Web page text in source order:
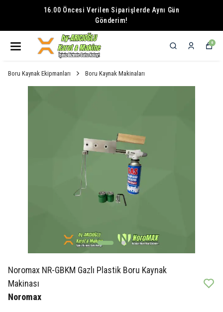
16.00 Öncesi Verilen Siparişlerde Aynı Gün
Gönderim!
0
Boru Kaynak Ekipmanları Boru Kaynak Makinaları
Noromax NR-GBKM Gazlı Plastik Boru Kaynak
Makinası
Noromax